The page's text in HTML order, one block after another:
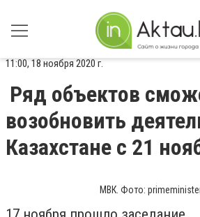
11:00, 18 ноября 2020 г.
Ряд объектов
возобновить
Казахстане с 21
МВК. Фото: